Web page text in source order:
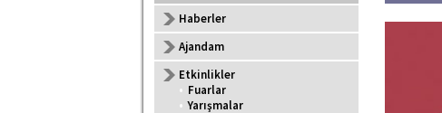
Haberler
Ajandam
Etkinlikler
• Fuarlar
• Yarışmalar